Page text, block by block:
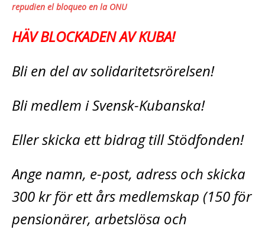
repudien el bloqueo en la ONU
HÄV BLOCKADEN AV KUBA!
Bli en del av solidaritetsrörelsen!
Bli medlem i Svensk-Kubanska!
Eller skicka ett bidrag till Stödfonden!
Ange namn, e-post, adress och skicka
300 kr för ett års medlemskap (150 för
pensionärer, arbetslösa och